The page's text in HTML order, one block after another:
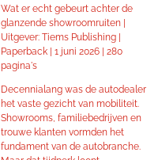
Wat er echt gebeurt achter de
glanzende showroomruiten |
Uitgever: Tiems Publishing |
Paperback | 1 juni 2026 | 280
pagina's
Decennialang was de autodealer
het vaste gezicht van mobiliteit.
Showrooms, familiebedrijven en
trouwe klanten vormden het
fundament van de autobranche.